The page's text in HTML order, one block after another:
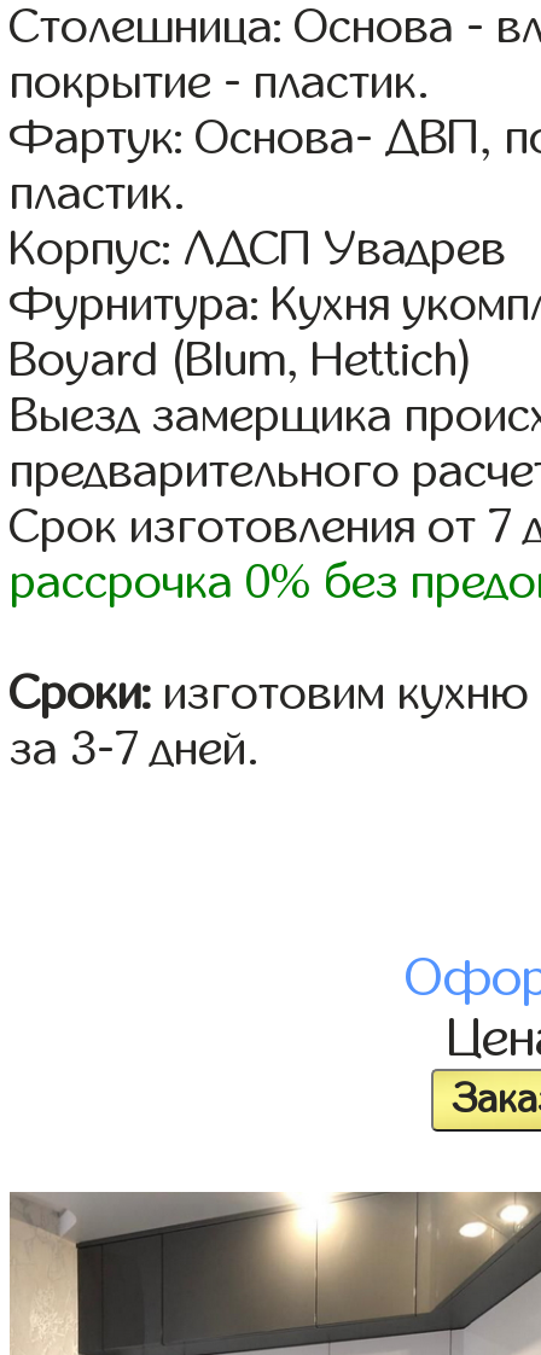
Столешница: Основа -
покрытие - пластик.
Фартук: Основа- ДВП,
пластик.
Корпус: ЛДСП Увадрев
Фурнитура: Кухня
Boyard (Blum, Hettich)
Выезд замерщика
предварительного
Срок изготовления от 7
рассрочка 0% без
Сроки: изготовим
за 3-7 дней.